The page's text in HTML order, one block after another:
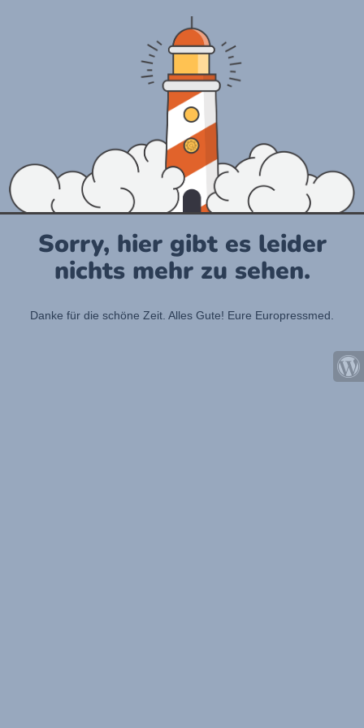
Sorry, hier gibt es leider
nichts mehr zu sehen.
Danke für die schöne Zeit. Alles Gute! Eure Europressmed.